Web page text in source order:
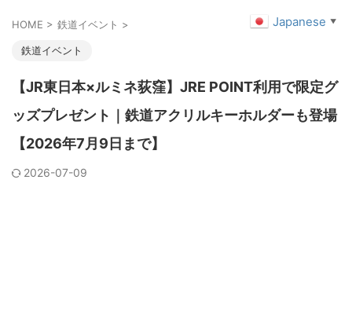
HOME > 鉄道イベント >
鉄道イベント
【JR東日本×ルミネ荻窪】JRE POINT利用で限定グ
ッズプレゼント｜鉄道アクリルキーホルダーも登場
【2026年7月9日まで】
2026-07-09
Japanese ▼